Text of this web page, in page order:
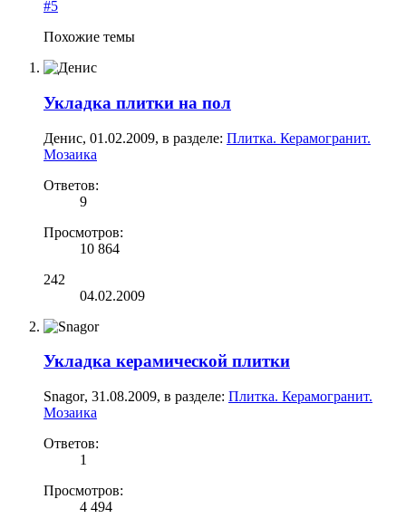
#5
Похожие темы
Укладка плитки на пол
Денис, 01.02.2009, в разделе: Плитка. Керамогранит.
Мозаика
Ответов:
9
Просмотров:
10 864
242
04.02.2009
Укладка керамической плитки
Snagor, 31.08.2009, в разделе: Плитка. Керамогранит.
Мозаика
Ответов:
1
Просмотров:
4 494